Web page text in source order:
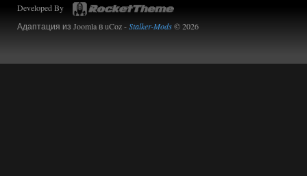
Developed By
Адаптация из Joomla в uCoz -Stalker-Mods© 2026